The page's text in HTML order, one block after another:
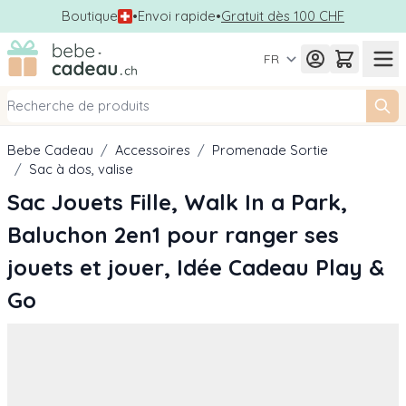
Boutique •Envoi rapide•Gratuit dès 100 CHF
Allez au contenu
FR
Bebe Cadeau / Accessoires / Promenade Sortie
/ Sac à dos, valise
Sac Jouets Fille, Walk In a Park,
Baluchon 2en1 pour ranger ses
jouets et jouer, Idée Cadeau Play &
Go